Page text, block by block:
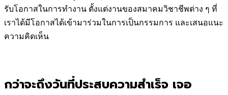
รับโอกาสในการทำงาน ตั้งแต่งานของสมาคมวิชาชีพต่าง ๆ ที่
เราได้มีโอกาสได้เข้ามาร่วมในการเป็นกรรมการ และเสนอแนะ
ความคิดเห็น
กว่าจะถึงวันที่ประสบความสำเร็จ เจอ